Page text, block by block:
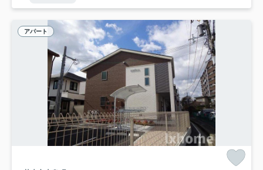
アパート